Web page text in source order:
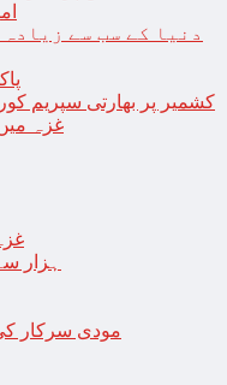
دنیا کے سب سے
کشمیر پر بھارتی سپریم
غزہ میں مزید 10 اسرائیلی فوجی ہلاک؛ 2
غزہ
18
مودی سرکار